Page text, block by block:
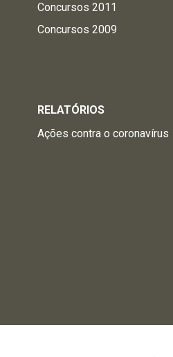
Concursos 2011
Concursos 2009
RELATÓRIOS
Ações contra o coronavírus